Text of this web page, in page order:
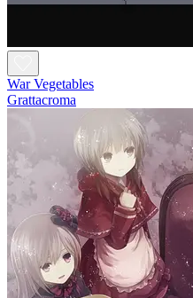
War Vegetables
Grattacroma